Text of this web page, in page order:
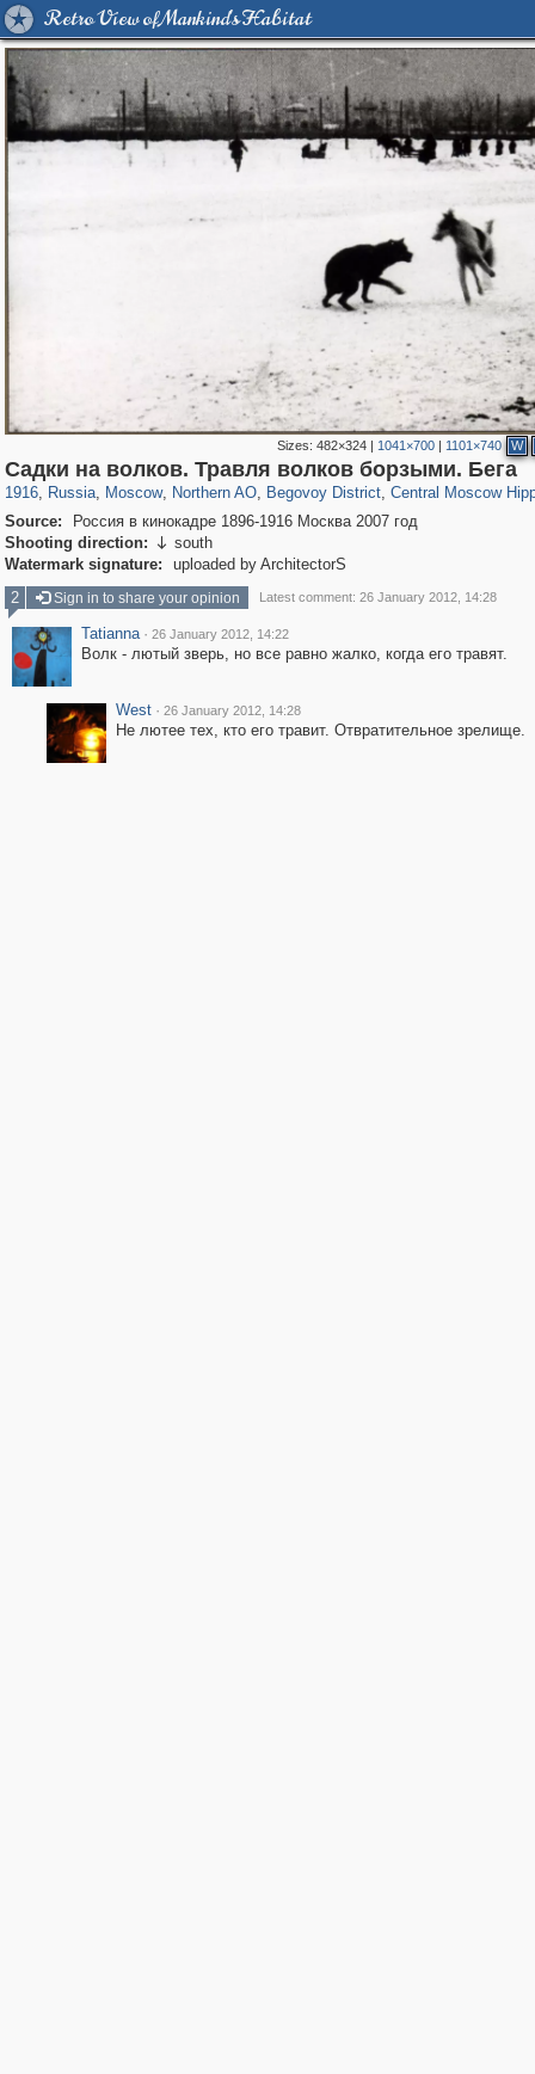
Retro View of Mankind's Habitat
Sizes: 482×324| 1041×700| 1101×740 W
Садки на волков. Травля волков борзыми. Бега
1916, Russia
1,405,779 29,243
, Moscow
319,716 8,286
, Northern AO
22,533 598
, Begovoy District
2,821 103
, Central Moscow
368 1
Source:
Россия в кинокадре 1896-1916 Москва 2007 год
Shooting direction:  south
Watermark signature:
uploaded by ArchitectorS
2
Sign in to share your opinion Latest comment: 26 January 2012, 14:28
Tatianna · 26 January 2012, 14:22
Волк - лютый зверь, но все равно жалко, когда его травят.
West · 26 January 2012, 14:28
Не лютее тех, кто его травит. Отвратительное зрелище.